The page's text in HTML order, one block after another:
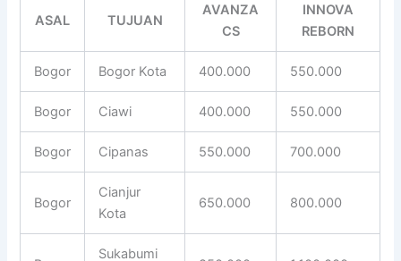
ASAL TUJUAN
AVANZA
CS
INNOVA
REBORN
Bogor Bogor Kota 400.000 550.000
Bogor Ciawi 400.000 550.000
Bogor Cipanas 550.000 700.000
Bogor
Cianjur
Kota
650.000 800.000
Sukabumi